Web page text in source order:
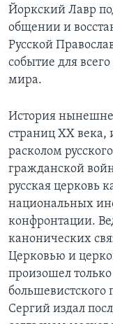
ДЕТАЛИ
НЬЮ-ЙОРК NEW
АМЕРИКА.
АМЕРИКАНСКИЕ
ТЕСТЫ
УЧИМ
ВИДЕО
ПОДПИСКА НА
СОЦИАЛЬНЫЕ СЕТИ
Языки
Йоркский Лавр
общении и
Русской
событие для
мира.
История
страниц XX века,
расколом
гражданской
русская церковь
национальных
конфронтации.
канонических
Церковью и
произошел только
большевистского
Сергий издал